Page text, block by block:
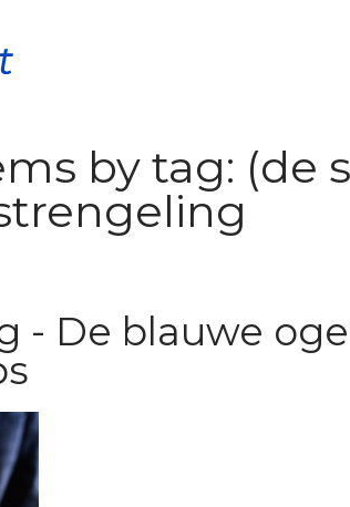
by tag: (de
- De blauwe